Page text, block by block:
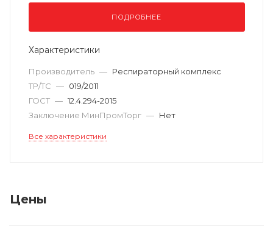
ПОДРОБНЕЕ
Характеристики
Производитель — Респираторный комплекс
ТР/ТС — 019/2011
ГОСТ — 12.4.294-2015
Заключение МинПромТорг — Нет
Все характеристики
Цены